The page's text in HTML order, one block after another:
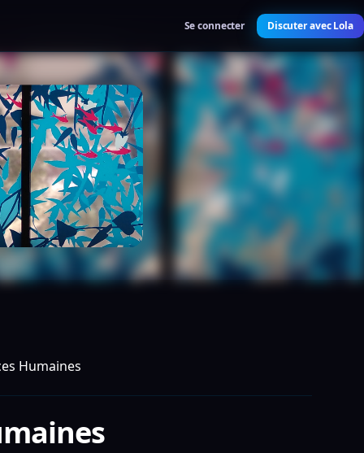
Se connecter Discuter avec Lola
Humaines